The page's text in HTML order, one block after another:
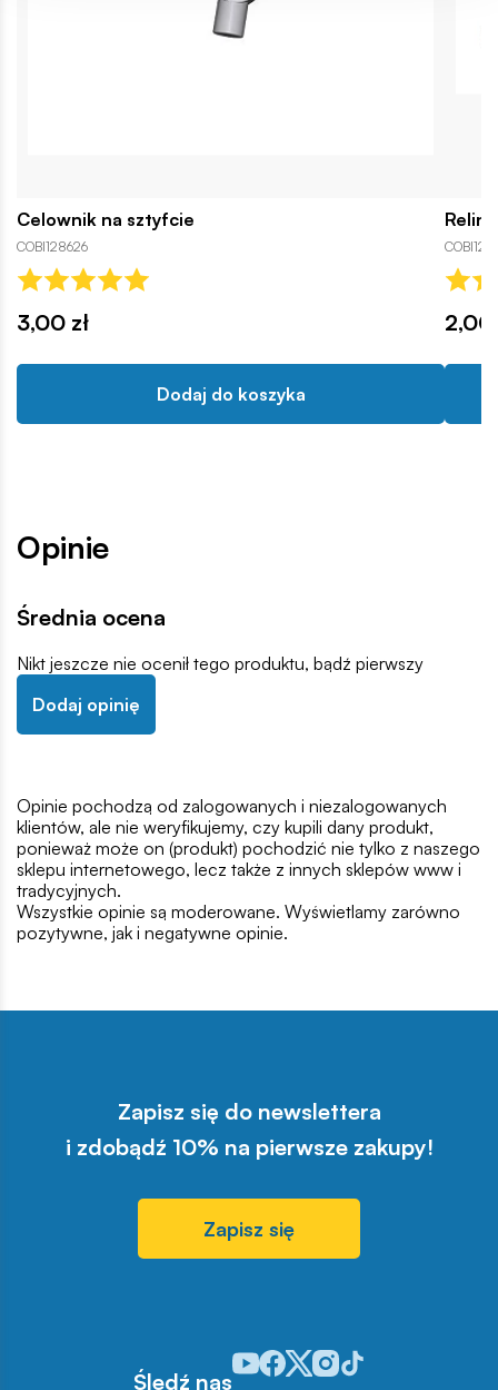
Celownik na sztyfcie
COBI128626
3,00 zł
Dodaj do koszyka
2,00
Opinie
Średnia ocena
Nikt jeszcze nie ocenił tego produktu, bądź pierwszy
Dodaj opinię
Opinie pochodzą od zalogowanych i niezalogowanych
klientów, ale nie weryfikujemy, czy kupili dany produkt,
ponieważ może on (produkt) pochodzić nie tylko z naszego
sklepu internetowego, lecz także z innych sklepów www i
tradycyjnych.
Wszystkie opinie są moderowane. Wyświetlamy zarówno
pozytywne, jak i negatywne opinie.
Zapisz się do newslettera
i zdobądź 10% na pierwsze zakupy!
Zapisz się
Śledź nas
Odwiedź nasz profil w serwisie
Odwiedź nasz profil w serwisie
Odwiedź nasz profil w
Odwiedź nasz profil w
Odwiedź nasz profil